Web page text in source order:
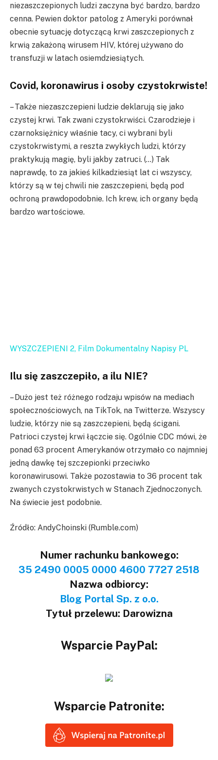
niezaszczepionych ludzi zaczyna być bardzo, bardzo
cenna. Pewien doktor patolog z Ameryki porównał
obecnie sytuację dotyczącą krwi zaszczepionych z
krwią zakażoną wirusem HIV, której używano do
transfuzji w latach osiemdziesiątych.
Covid, koronawirus i osoby czystokrwiste!
– Także niezaszczepieni ludzie deklarują się jako
czystej krwi. Tak zwani czystokrwiści. Czarodzieje i
czarnoksiężnicy właśnie tacy, ci wybrani byli
czystokrwistymi, a reszta zwykłych ludzi, którzy
praktykują magię, byli jakby zatruci. (…) Tak
naprawdę, to za jakieś kilkadziesiąt lat ci wszyscy,
którzy są w tej chwili nie zaszczepieni, będą pod
ochroną prawdopodobnie. Ich krew, ich organy będą
bardzo wartościowe.
WYSZCZEPIENI 2, Film Dokumentalny Napisy PL
Ilu się zaszczepiło, a ilu NIE?
– Dużo jest też różnego rodzaju wpisów na mediach
społecznościowych, na TikTok, na Twitterze. Wszyscy
ludzie, którzy nie są zaszczepieni, będą ścigani.
Patrioci czystej krwi łączcie się. Ogólnie CDC mówi, że
ponad 63 procent Amerykanów otrzymało co najmniej
jedną dawkę tej szczepionki przeciwko
koronawirusowi. Także pozostawia to 36 procent tak
zwanych czystokrwistych w Stanach Zjednoczonych.
Na świecie jest podobnie.
Źródło: AndyChoinski (Rumble.com)
Numer rachunku bankowego:
35 2490 0005 0000 4600 7727 2518
Nazwa odbiorcy:
Blog Portal Sp. z o.o.
Tytuł przelewu: Darowizna
Wsparcie PayPal:
Wsparcie Patronite: